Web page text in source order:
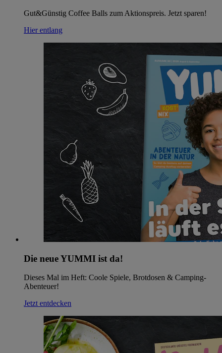
Gut&Günstig Coffee Balls zum Aktionspreis. Jetzt sparen!
Hier entlang
Die neue YUMMI ist da!
Dieses Mal im Heft: Coole Spiele, Brotdosen & Camping-
Abenteuer!
Jetzt entdecken